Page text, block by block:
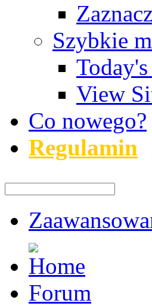
Szybkie
View
Co nowego?
Regulamin
Forum